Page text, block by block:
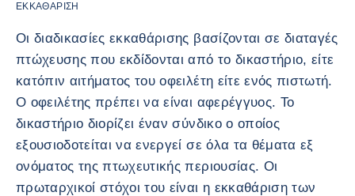
ΕΚΚΑΘΆΡΙΣΗ
Οι διαδικασίες εκκαθάρισης βασίζονται σε διαταγές
πτώχευσης που εκδίδονται από το δικαστήριο, είτε
κατόπιν αιτήματος του οφειλέτη είτε ενός πιστωτή.
Ο οφειλέτης πρέπει να είναι αφερέγγυος. Το
δικαστήριο διορίζει έναν σύνδικο ο οποίος
εξουσιοδοτείται να ενεργεί σε όλα τα θέματα εξ
ονόματος της πτωχευτικής περιουσίας. Οι
πρωταρχικοί στόχοι του είναι η εκκαθάριση των